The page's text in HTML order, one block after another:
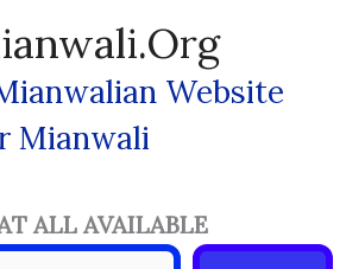
Website
Mianwali
ALL AVAILABLE